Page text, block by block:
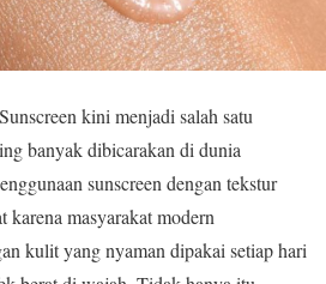
kini menjadi salah satu
banyak dibicarakan di dunia
sunscreen dengan tekstur
karena masyarakat modern
kulit yang nyaman dipakai setiap hari